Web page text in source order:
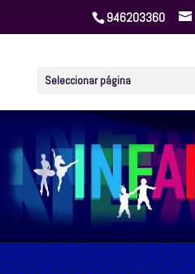
946203360
Seleccionar página